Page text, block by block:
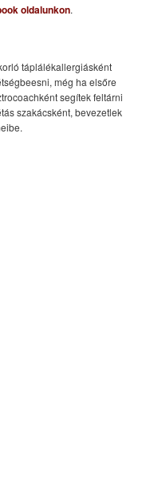
oldalunkon.
táplálékallergiásként
még ha elsőre
segítek feltárni
szakácsként, bevezetlek